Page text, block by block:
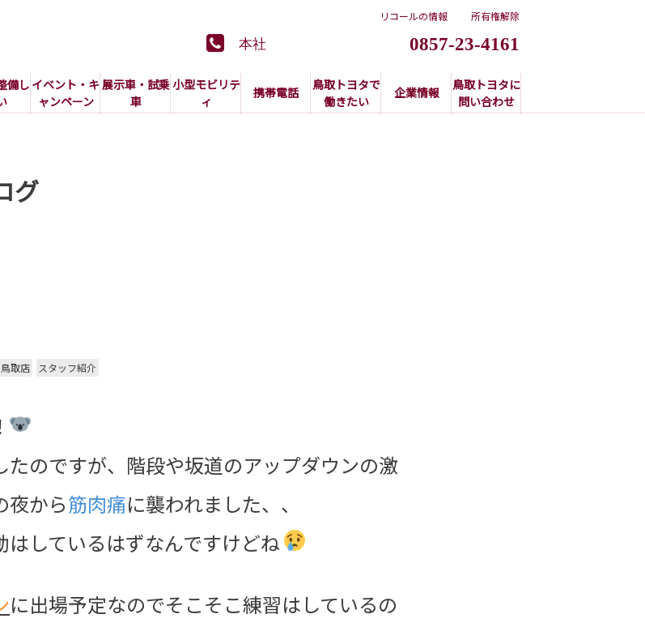
本社 0857-23-4161
備し イベント・キ
ャンペーン
展示車・試乗
車
小型モビリテ
ィ
携帯電話
鳥取トヨタで
働きたい
企業情報
鳥取トヨタに
問い合わせ
リコールの情報 所有権解除
グ
取店 スタッフ紹介
たのですが、階段や坂道のアップダウンの激
夜から筋肉痛に襲われました、、
しているはずなんですけどね
に出場予定なのでそこそこ練習はしているの